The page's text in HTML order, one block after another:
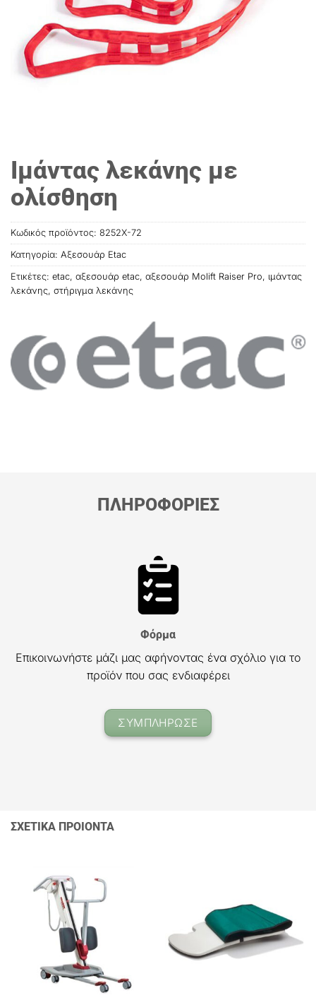
Ιμάντας λεκάνης με
ολίσθηση
Κωδικός προϊόντος: 8252X-72
Κατηγορία: Αξεσουάρ Etac
Ετικέτες: etac, αξεσουάρ etac, αξεσουάρ Molift Raiser Pro, ιμάντας
λεκάνης, στήριγμα λεκάνης
ΠΛΗΡΟΦΟΡΙΕΣ
Φόρμα
Επικοινωνήστε μάζι μας αφήνοντας ένα σχόλιο για το
προϊόν που σας ενδιαφέρει
ΣΥΜΠΛΗΡΩΣΕ
ΣΧΕΤΙΚΑ ΠΡΟΙΟΝΤΑ